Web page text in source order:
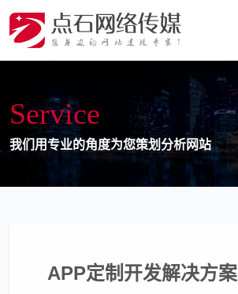
Service
我们 用专业的角度为您策划分析网站
APP定制开发解决方案